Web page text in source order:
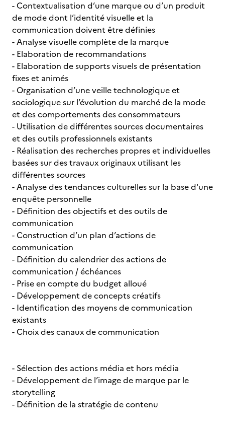
- Contextualisation d’une marque ou d’un produit
de mode dont l’identité visuelle et la
communication doivent être définies
- Analyse visuelle complète de la marque
- Elaboration de recommandations
- Elaboration de supports visuels de présentation
fixes et animés
- Organisation d’une veille technologique et
sociologique sur l’évolution du marché de la mode
et des comportements des consommateurs
- Utilisation de différentes sources documentaires
et des outils professionnels existants
- Réalisation des recherches propres et individuelles
basées sur des travaux originaux utilisant les
différentes sources
- Analyse des tendances culturelles sur la base d'une
enquête personnelle
- Définition des objectifs et des outils de
communication
- Construction d’un plan d’actions de
communication
- Définition du calendrier des actions de
communication / échéances
- Prise en compte du budget alloué
- Développement de concepts créatifs
- Identification des moyens de communication
existants
- Choix des canaux de communication
- Sélection des actions média et hors média
- Développement de l’image de marque par le
storytelling
- Définition de la stratégie de contenu